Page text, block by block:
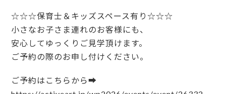
☆☆☆保育士＆キッズスペース有り☆☆☆
小さなお子さま連れのお客様にも、
安心してゆっくりご見学頂けます。
ご予約の際のお申し付けください。
ご予約はこちらから➡